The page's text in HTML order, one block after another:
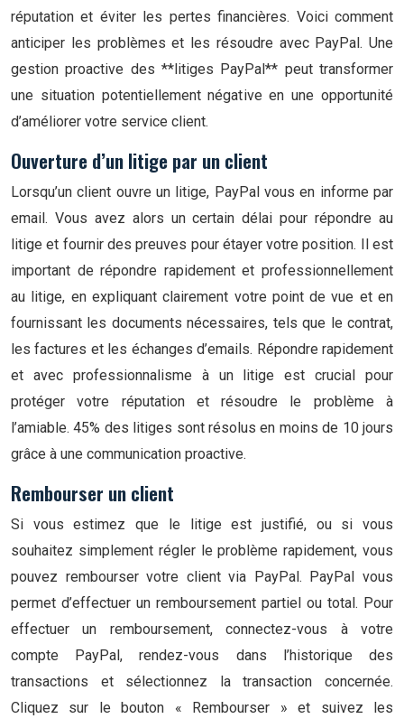
réputation et éviter les pertes financières. Voici comment
anticiper les problèmes et les résoudre avec PayPal. Une
gestion proactive des **litiges PayPal** peut transformer
une situation potentiellement négative en une opportunité
d’améliorer votre service client.
Ouverture d’un litige par un client
Lorsqu’un client ouvre un litige, PayPal vous en informe par
email. Vous avez alors un certain délai pour répondre au
litige et fournir des preuves pour étayer votre position. Il est
important de répondre rapidement et professionnellement
au litige, en expliquant clairement votre point de vue et en
fournissant les documents nécessaires, tels que le contrat,
les factures et les échanges d’emails. Répondre rapidement
et avec professionnalisme à un litige est crucial pour
protéger votre réputation et résoudre le problème à
l’amiable. 45% des litiges sont résolus en moins de 10 jours
grâce à une communication proactive.
Rembourser un client
Si vous estimez que le litige est justifié, ou si vous
souhaitez simplement régler le problème rapidement, vous
pouvez rembourser votre client via PayPal. PayPal vous
permet d’effectuer un remboursement partiel ou total. Pour
effectuer un remboursement, connectez-vous à votre
compte PayPal, rendez-vous dans l’historique des
transactions et sélectionnez la transaction concernée.
Cliquez sur le bouton « Rembourser » et suivez les